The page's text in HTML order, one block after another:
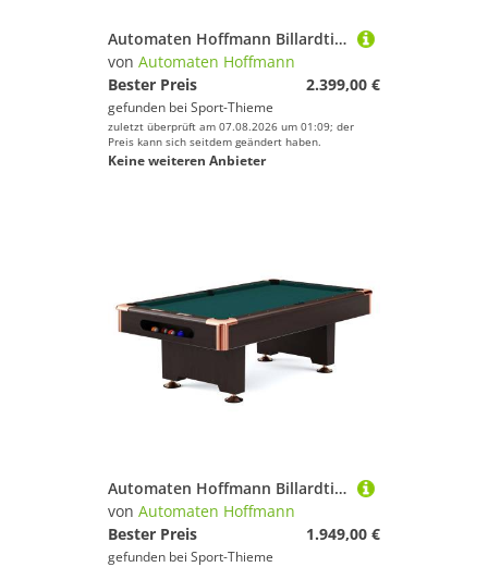
Automaten Hoffmann Billardtisch "Club Pro III" Dekor Nussbaum, Simonis 860, Blue-Green, 9 ft (Spielfeld 254x127 cm)
von Automaten Hoffmann
Bester Preis
2.399,00 €
gefunden bei Sport-Thieme
zuletzt überprüft am 07.08.2026 um 01:09; der
Preis kann sich seitdem geändert haben.
Keine weiteren Anbieter
Automaten Hoffmann Billardtisch "Club Pro III" Dekor Nussbaum, Simonis 860, Blue-Green, 8 ft (Spielfeld 224x112 cm)
von Automaten Hoffmann
Bester Preis
1.949,00 €
gefunden bei Sport-Thieme